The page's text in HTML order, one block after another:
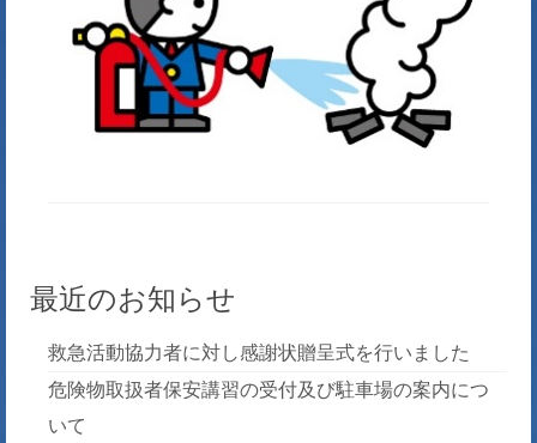
最近のお知らせ
救急活動協力者に対し感謝状贈呈式を行いました
危険物取扱者保安講習の受付及び駐車場の案内につ
いて